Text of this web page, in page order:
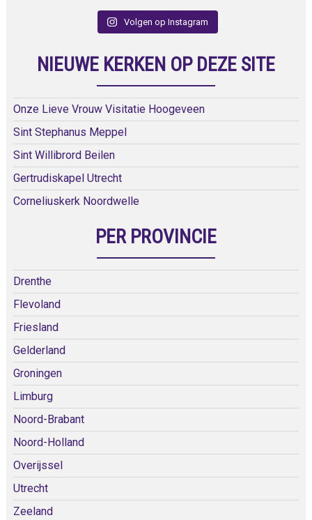
Volgen op Instagram
NIEUWE KERKEN OP DEZE SITE
Onze Lieve Vrouw Visitatie Hoogeveen
Sint Stephanus Meppel
Sint Willibrord Beilen
Gertrudiskapel Utrecht
Corneliuskerk Noordwelle
PER PROVINCIE
Drenthe
Flevoland
Friesland
Gelderland
Groningen
Limburg
Noord-Brabant
Noord-Holland
Overijssel
Utrecht
Zeeland